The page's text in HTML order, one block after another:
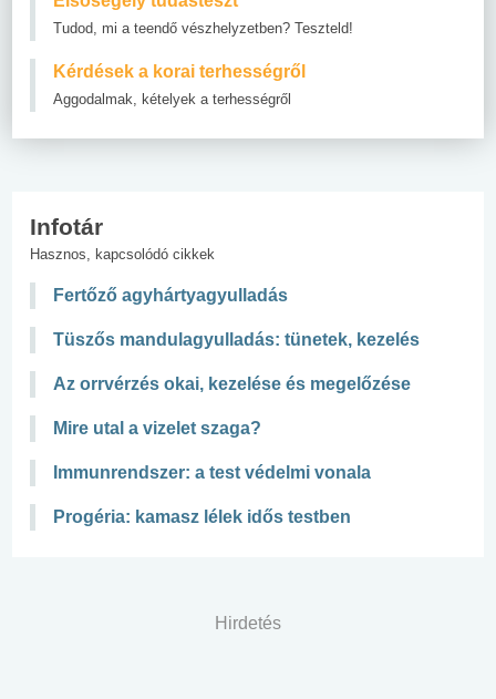
Tudod, mi a teendő vészhelyzetben? Teszteld!
Kérdések a korai terhességről
Aggodalmak, kételyek a terhességről
Infotár
Hasznos, kapcsolódó cikkek
Fertőző agyhártyagyulladás
Tüszős mandulagyulladás: tünetek, kezelés
Az orrvérzés okai, kezelése és megelőzése
Mire utal a vizelet szaga?
Immunrendszer: a test védelmi vonala
Progéria: kamasz lélek idős testben
Hirdetés